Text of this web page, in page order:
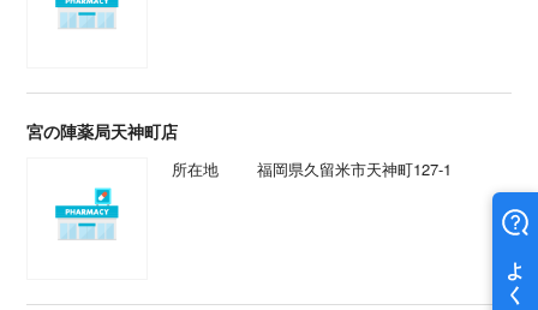
宮の陣薬局天神町店
所在地 福岡県久留米市天神町127-1